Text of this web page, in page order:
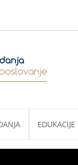
EDUKACIJE